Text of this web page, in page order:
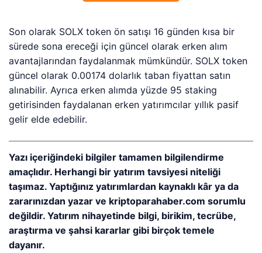
Son olarak SOLX token ön satışı 16 günden kısa bir
sürede sona ereceği için güncel olarak erken alım
avantajlarından faydalanmak mümkündür. SOLX token
güncel olarak 0.00174 dolarlık taban fiyattan satın
alınabilir. Ayrıca erken alımda yüzde 95 staking
getirisinden faydalanan erken yatırımcılar yıllık pasif
gelir elde edebilir.
Yazı içeriğindeki bilgiler tamamen bilgilendirme
amaçlıdır. Herhangi bir yatırım tavsiyesi niteliği
taşımaz. Yaptığınız yatırımlardan kaynaklı kâr ya da
zararınızdan yazar ve kriptoparahaber.com sorumlu
değildir. Yatırım nihayetinde bilgi, birikim, tecrübe,
araştırma ve şahsi kararlar gibi birçok temele
dayanır.